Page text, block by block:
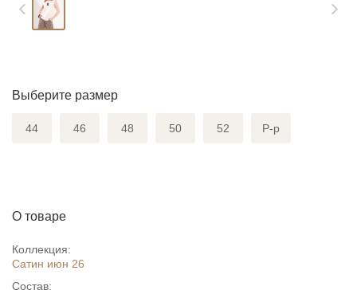
Выберите размер
44 46 48 50 52 Р-р
О товаре
Коллекция:
Сатин июн 26
Состав: